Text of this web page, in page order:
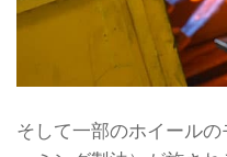
そして一部のホイール